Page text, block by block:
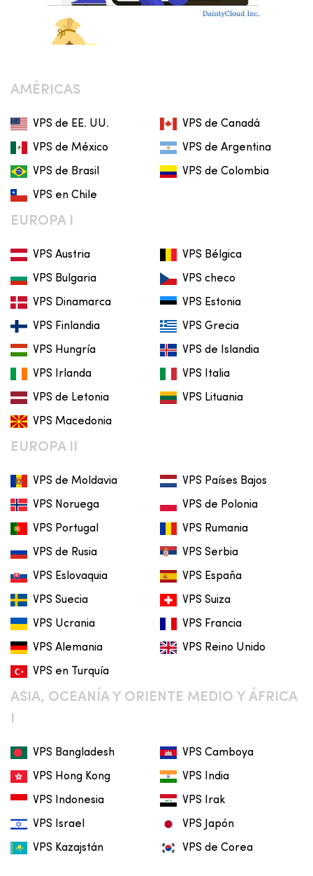
AMÉRICAS
VPS de EE. UU. VPS de Canadá
VPS de México VPS de Argentina
VPS de Brasil VPS de Colombia
VPS en Chile
EUROPA I
VPS Austria VPS Bélgica
VPS Bulgaria VPS checo
VPS Dinamarca VPS Estonia
VPS Finlandia VPS Grecia
VPS Hungría VPS de Islandia
VPS Irlanda VPS Italia
VPS de Letonia VPS Lituania
VPS Macedonia
EUROPA II
VPS de Moldavia VPS Países Bajos
VPS Noruega VPS de Polonia
VPS Portugal VPS Rumania
VPS de Rusia VPS Serbia
VPS Eslovaquia VPS España
VPS Suecia VPS Suiza
VPS Ucrania VPS Francia
VPS Alemania VPS Reino Unido
VPS en Turquía
ASIA, OCEANÍA Y ORIENTE MEDIO Y ÁFRICA
I
VPS Bangladesh VPS Camboya
VPS Hong Kong VPS India
VPS Indonesia VPS Irak
VPS Israel VPS Japón
VPS Kazajstán VPS de Corea